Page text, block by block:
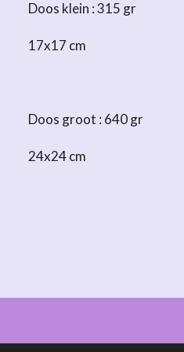
Doos klein : 315 gr
17x17 cm
Doos groot : 640 gr
24x24 cm